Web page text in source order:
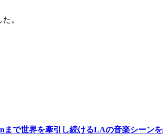
。
まで世界を牽引し続けるLAの音楽シーンを